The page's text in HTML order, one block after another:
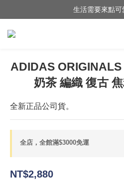
全館滿$3000享『
生活需要來點可
全館滿$3000享『
ADIDAS
奶茶 編織 復古
全新正品公司貨。
全店，全館滿$3000免運
NT$2,880